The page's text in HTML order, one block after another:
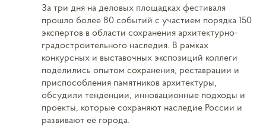
За три дня на деловых площадках фестиваля
прошло более 80 событий с участием порядка 150
экспертов в области сохранения архитектурно-
градостроительного наследия. В рамках
конкурсных и выставочных экспозиций коллеги
поделились опытом сохранения, реставрации и
приспособления памятников архитектуры,
обсудили тенденции, инновационные подходы и
проекты, которые сохраняют наследие России и
развивают её города.